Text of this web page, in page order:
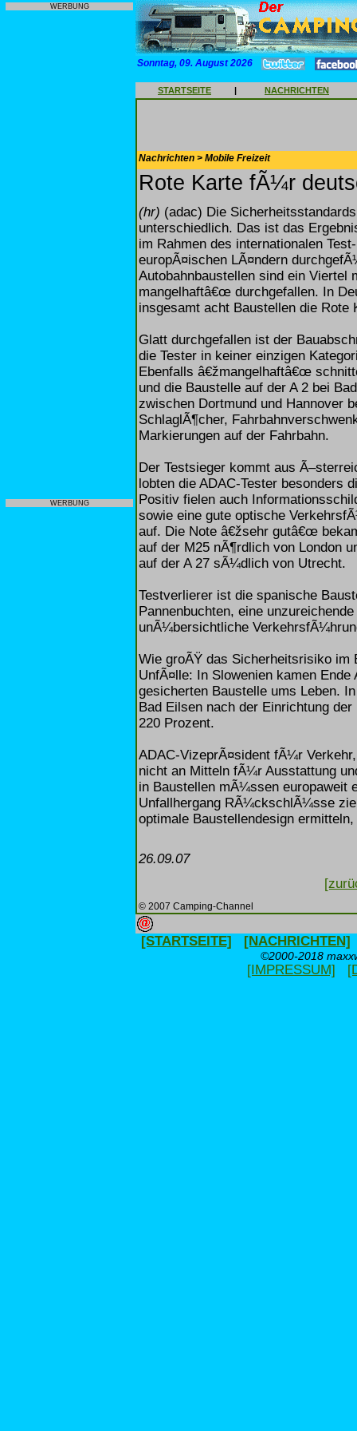
WERBUNG
WERBUNG
Sonntag, 09. August 2026
STARTSEITE | NACHRICHTEN
Nachrichten > Mobile Freizeit
Rote Karte fÃ¼r
(hr) (adac) Die
unterschiedlich. Das ist das
im Rahmen des internationalen
europÃ¤ischen LÃ¤ndern
Autobahnbaustellen sind ein
mangelhaftâ€œ durchgefallen. In
insgesamt acht Baustellen die Rote
Glatt durchgefallen ist der
die Tester in keiner einzigen
Ebenfalls â€žmangelhaftâ€œ
und die Baustelle auf der A 2 bei
zwischen Dortmund und Hannover
SchlaglÃ¶cher,
Markierungen auf der Fahrbahn.
Der Testsieger kommt aus
lobten die ADAC-Tester besonders
Positiv fielen auch
sowie eine gute optische
auf. Die Note â€žsehr gutâ€œ
auf der M25 nÃ¶rdlich von London
auf der A 27 sÃ¼dlich von Utrecht.
Testverlierer ist die spanische
Pannenbuchten, eine
unÃ¼bersichtliche
Wie groÃŸ das Sicherheitsrisiko
UnfÃ¤lle: In Slowenien kamen
gesicherten Baustelle ums Leben.
Bad Eilsen nach der Einrichtung
220 Prozent.
ADAC-VizeprÃ¤sident fÃ¼r
nicht an Mitteln fÃ¼r Ausstattung
in Baustellen mÃ¼ssen europaweit
Unfallhergang RÃ¼ckschlÃ¼sse
optimale Baustellendesign
26.09.07
© 2007 Camping-Channel
[STARTSEITE] [NACHRICHTEN]
©2000-2018
[IMPRESSUM]